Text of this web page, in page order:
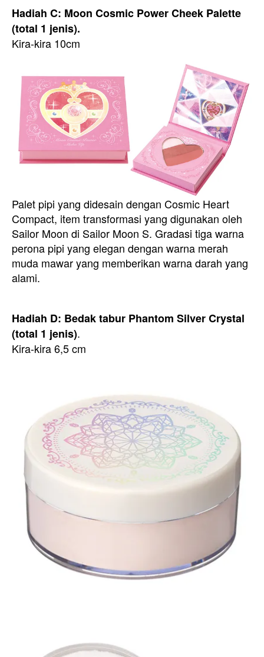
Hadiah C: Moon Cosmic Power Cheek Palette
(total 1 jenis).
Kira-kira 10cm
Palet pipi yang didesain dengan Cosmic Heart
Compact, item transformasi yang digunakan oleh
Sailor Moon di Sailor Moon S. Gradasi tiga warna
perona pipi yang elegan dengan warna merah
muda mawar yang memberikan warna darah yang
alami.
Hadiah D: Bedak tabur Phantom Silver Crystal
(total 1 jenis).
Kira-kira 6,5 cm